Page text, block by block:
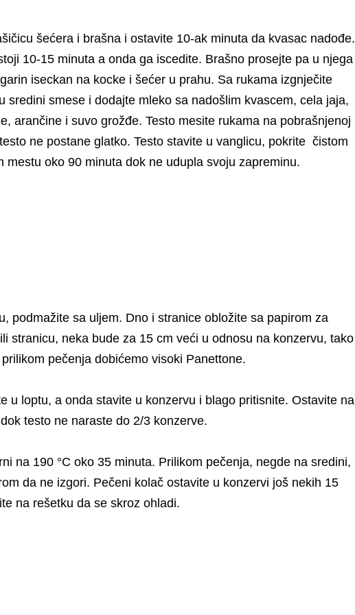
šećera i brašna i ostavite 10-ak minuta da kvasac nadođe.
10-15 minuta a onda ga iscedite. Brašno prosejte pa u njega
iseckan na kocke i šećer u prahu. Sa rukama izgnječite
sredini smese i dodajte mleko sa nadošlim kvascem, cela jaja,
arančine i suvo grožđe. Testo mesite rukama na pobrašnjenoj
ne postane glatko. Testo stavite u vanglicu, pokrite čistom
mestu oko 90 minuta dok ne udupla svoju zapreminu.
podmažite sa uljem. Dno i stranice obložite sa papirom za
stranicu, neka bude za 15 cm veći u odnosu na konzervu, tako
pečenja dobićemo visoki Panettone.
u loptu, a onda stavite u konzervu i blago pritisnite. Ostavite na
testo ne naraste do 2/3 konzerve.
na 190 °C oko 35 minuta. Prilikom pečenja, negde na sredini,
da ne izgori. Pečeni kolač ostavite u konzervi još nekih 15
na rešetku da se skroz ohladi.